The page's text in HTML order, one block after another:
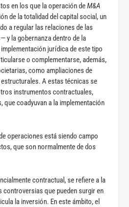
en los que la operación deM&A
de la totalidad del capital social, un
a regular las relaciones de las
y la gobernanza dentro de la
jurídica de este tipo
o complementarse, además,
como ampliaciones de
A estas técnicas se
instrumentos contractuales,
coadyuvan a la implementación
operaciones está siendo campo
que son normalmente de dos
contractual, se refiere a la
controversias que pueden surgir en
la inversión. En este ámbito, el